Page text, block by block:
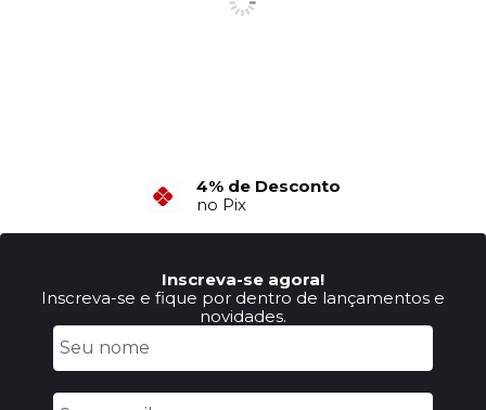
4% de Desconto
no Pix
Inscreva-se agora!
Inscreva-se e fique por dentro de lançamentos e
novidades.